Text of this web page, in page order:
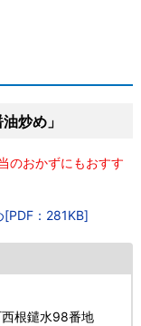
炒め」
のおかずにもおすす
[PDF：281KB]
根鑓水98番地